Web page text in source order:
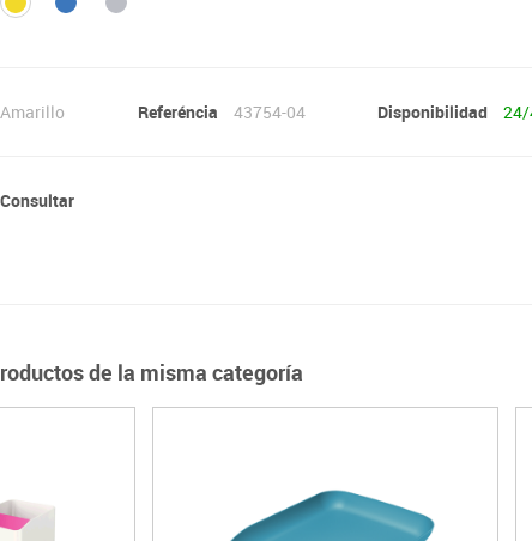
Amarillo Referéncia 43754-04 Disponibilidad 24/
Consultar
de la misma categoría